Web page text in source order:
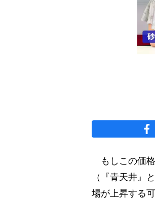
もしこの価格
（『青天井』
場が上昇する